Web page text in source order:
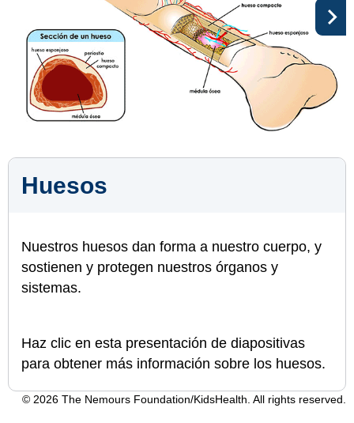
Huesos
Nuestros huesos dan forma a nuestro cuerpo, y
sostienen y protegen nuestros órganos y
sistemas.
Haz clic en esta presentación de diapositivas
para obtener más información sobre los huesos.
© 2026 The Nemours Foundation/KidsHealth. All rights reserved.